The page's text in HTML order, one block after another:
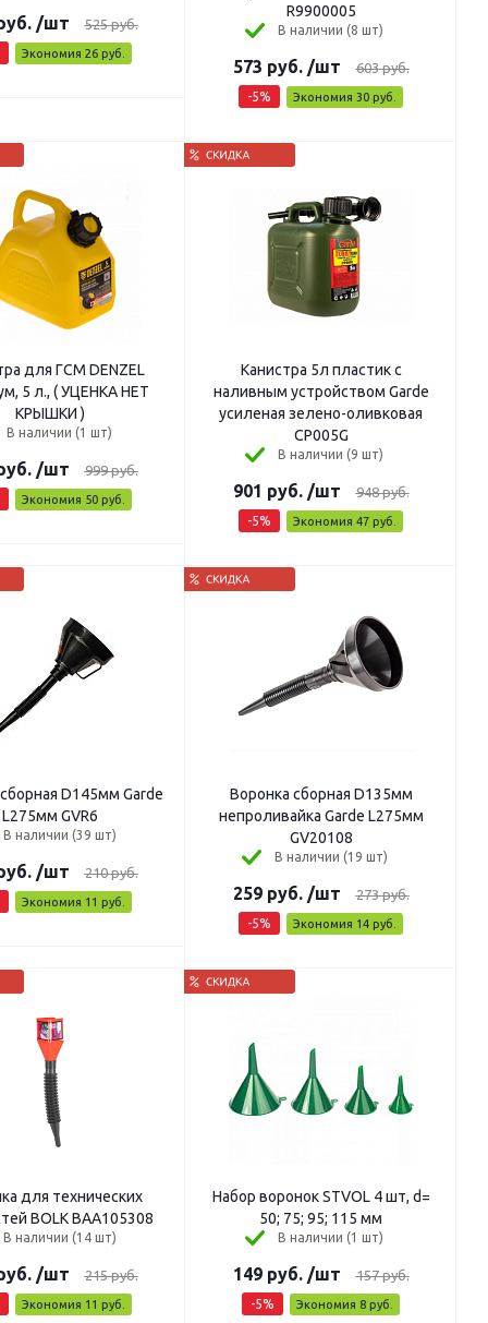
/шт 525руб.
Экономия 26руб.
R9900005
В наличии (8 шт)
573 руб. /шт 603руб.
-5% Экономия 30руб.
для ГСМ DENZEL
5 л., ( УЦЕНКА НЕТ
КРЫШКИ )
В наличии (1 шт)
/шт 999руб.
Экономия 50руб.
Канистра 5л пластик с
наливным устройством Garde
усиленая зелено-оливковая
CP005G
В наличии (9 шт)
901 руб. /шт 948руб.
-5% Экономия 47руб.
D145мм Garde
L275мм GVR6
В наличии (39 шт)
/шт 210руб.
Экономия 11 руб.
Воронка сборная D135мм
непроливайка Garde L275мм
GV20108
В наличии (19 шт)
259руб. /шт 273руб.
-5% Экономия 14руб.
для технических
BOLK BAA105308
В наличии (14 шт)
/шт 215руб.
Экономия 11 руб.
Набор воронок STVOL 4 шт, d=
50; 75; 95; 115 мм
В наличии (1 шт)
149руб. /шт 157руб.
-5% Экономия 8руб.